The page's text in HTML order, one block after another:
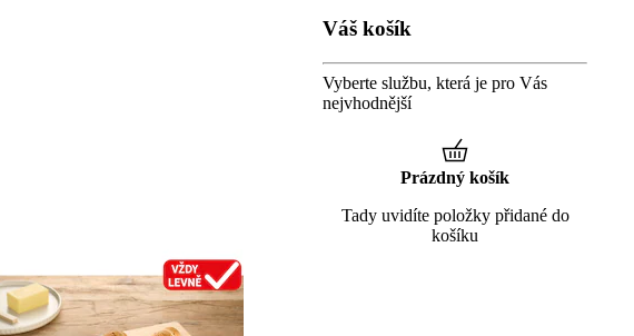
Váš košík
Vyberte službu, která je pro Vás
nejvhodnější
Prázdný košík
Tady uvidíte položky přidané do
košíku